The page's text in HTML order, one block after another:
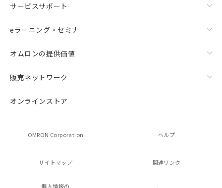
サービスサポート
eラーニング・セミナ
オムロンの提供価値
販売ネットワーク
オンラインストア
OMRON Corporation ヘルプ
サイトマップ 関連リンク
個人情報の